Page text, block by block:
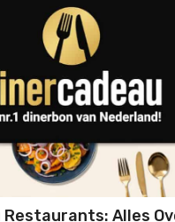
Restaurants: Alles